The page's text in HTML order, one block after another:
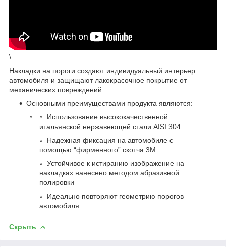
\
Накладки на пороги создают индивидуальный интерьер
автомобиля и защищают лакокрасочное покрытие от
механических повреждений.
Основными преимуществами продукта являются:
Использование высококачественной
итальянской нержавеющей стали AISI 304
Надежная фиксация на автомобиле с
помощью “фирменного” скотча 3М
Устойчивое к истиранию изображение на
накладках нанесено методом абразивной
полировки
Идеально повторяют геометрию порогов
автомобиля
Скрыть